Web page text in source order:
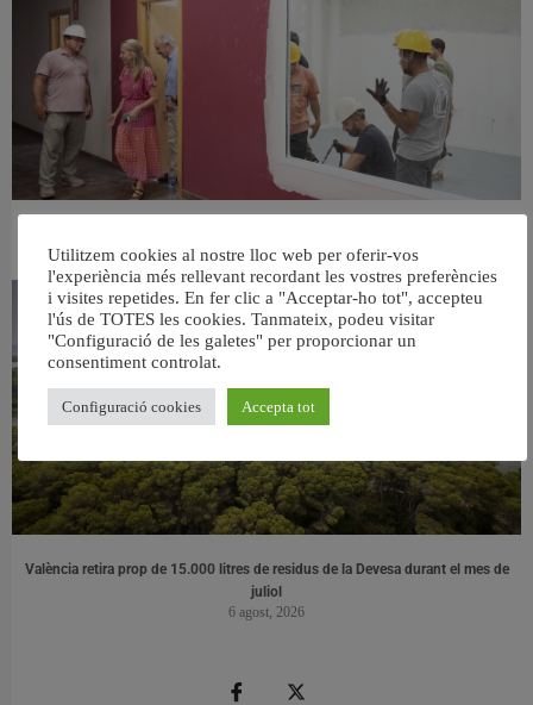
6 agost, 2026
València retira prop de 15.000 litres de residus de la Devesa durant el mes de
juliol
6 agost, 2026
Utilitzem cookies al nostre lloc web per oferir-vos
l'experiència més rellevant recordant les vostres preferències
i visites repetides. En fer clic a "Acceptar-ho tot", accepteu
l'ús de TOTES les cookies. Tanmateix, podeu visitar
"Configuració de les galetes" per proporcionar un
consentiment controlat.
Configuració cookies Accepta tot